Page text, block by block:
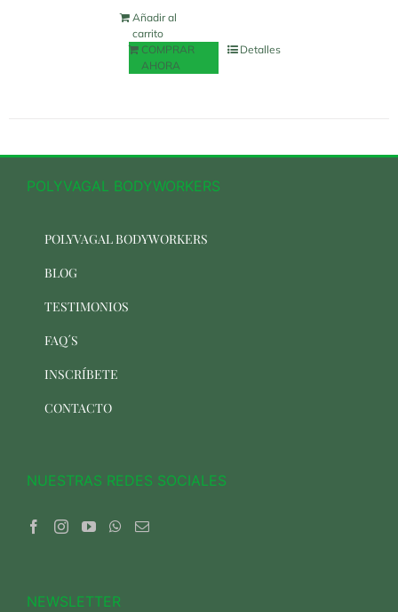
Añadir al
carrito
COMPRAR
AHORA
Detalles
POLYVAGAL BODYWORKERS
POLYVAGAL BODYWORKERS
BLOG
TESTIMONIOS
FAQ´S
INSCRÍBETE
CONTACTO
NUESTRAS REDES SOCIALES
NEWSLETTER